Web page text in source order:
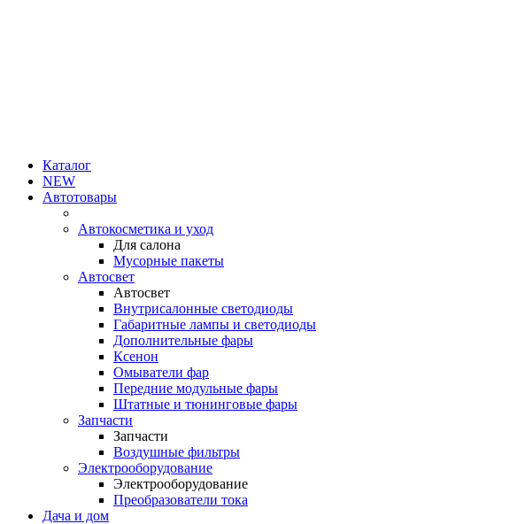
Каталог
NEW
Автотовары
Автокосметика и уход
Для салона
Мусорные пакеты
Автосвет
Автосвет
Внутрисалонные светодиоды
Габаритные лампы и светодиоды
Дополнительные фары
Ксенон
Омыватели фар
Передние модульные фары
Штатные и тюнинговые фары
Запчасти
Запчасти
Воздушные фильтры
Электрооборудование
Электрооборудование
Преобразователи тока
Дача и дом